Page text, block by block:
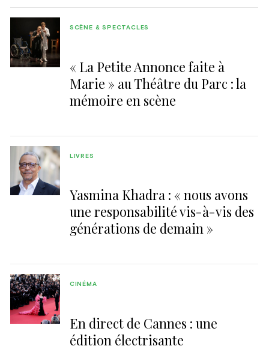
« La Petite Annonce faite à
Marie » au Théâtre du Parc : la
mémoire en scène
SCÈNE & SPECTACLES
Yasmina Khadra : « nous avons
une responsabilité vis-à-vis des
générations de demain »
LIVRES
En direct de Cannes : une
édition électrisante
CINÉMA